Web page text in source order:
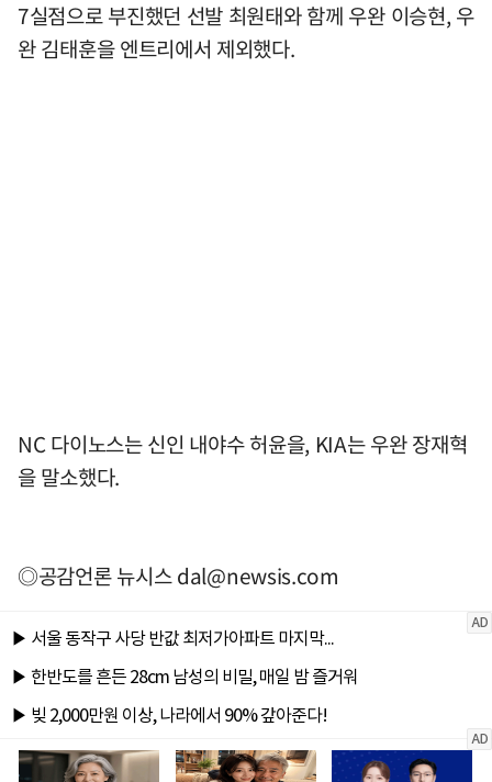
7실점으로 부진했던 선발 최원태와 함께 우완 이승현, 우
완 김태훈을 엔트리에서 제외했다.
NC 다이노스는 신인 내야수 허윤을, KIA는 우완 장재혁
을 말소했다.
◎공감언론 뉴시스dal@newsis.com